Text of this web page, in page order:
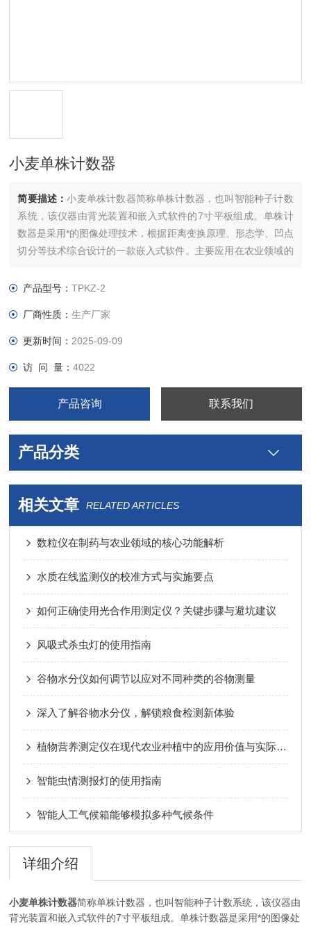
小麦单株计数器
简要描述：小麦单株计数器简称单株计数器，也叫智能种子计数
系统，该仪器由背光装置和嵌入式软件的7寸平板组成。单株计
数器是采用*的图像处理技术，根据距离变换原理、形态学、凹点
切分等技术综合设计的一款嵌入式软件。主要应用在农业领域的
产品型号：TPKZ-2
厂商性质：生产厂家
更新时间： 2025-09-09
访 问 量：4022
产品咨询 联系我们
产品分类
相关文章 RELATED ARTICLES
数粒仪在制药与农业领域的核心功能解析
水质在线监测仪的校准方式与实施要点
如何正确使用光合作用测定仪？关键步骤与避坑建议
风吸式杀虫灯的使用指南
谷物水分仪如何调节以应对不同种类的谷物测量
深入了解谷物水分仪，解锁粮食检测新体验
植物营养测定仪在现代农业种植中的应用价值与实际作用
智能虫情测报灯的使用指南
智能人工气候箱能够模拟多种气候条件
详细介绍
小麦单株计数器简称单株计数器，也叫智能种子计数系统，该仪器由
背光装置和嵌入式软件的7寸平板组成。单株计数器是采用*的图像处